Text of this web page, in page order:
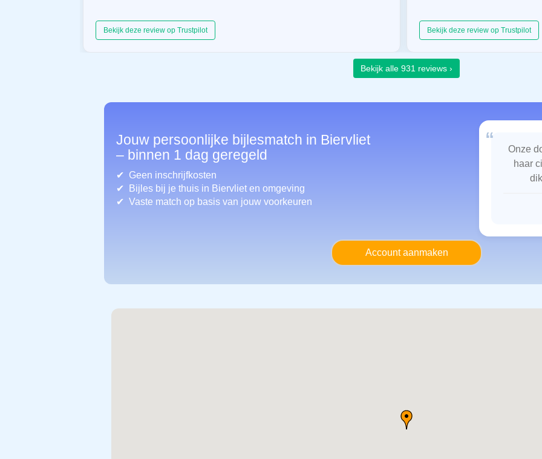
Bekijk deze review op Trustpilot Bekijk deze review op Trustpilot
Bekijk alle 931 reviews ›
Jouw persoonlijke bijlesmatch in Biervliet
– binnen 1 dag geregeld
Geen inschrijfkosten
Bijles bij je thuis in Biervliet en omgeving
Vaste match op basis van jouw voorkeuren
“
Onze
haar
Account aanmaken